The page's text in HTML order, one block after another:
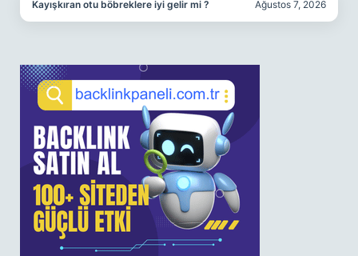
Kayışkıran otu böbreklere iyi gelir mi ? Ağustos 7, 2026